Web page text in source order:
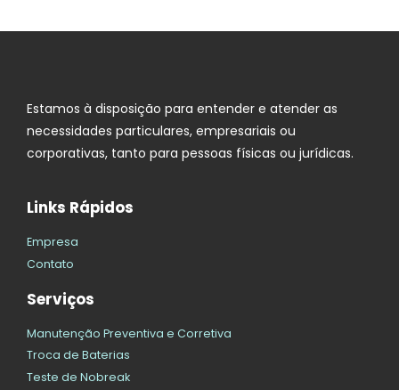
Estamos à disposição para entender e atender as
necessidades particulares, empresariais ou
corporativas, tanto para pessoas físicas ou jurídicas.
Links Rápidos
Empresa
Contato
Serviços
Manutenção Preventiva e Corretiva
Troca de Baterias
Teste de Nobreak